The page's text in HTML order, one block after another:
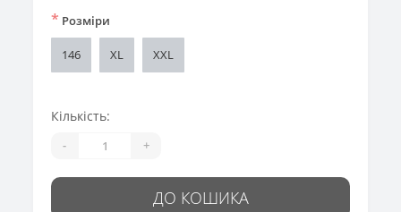
* Розміри
146 XL XXL
Кількість:
- +
ДО КОШИКА